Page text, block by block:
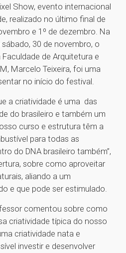
Show, evento internacional
realizado no último final de
e 1º de dezembro. Na
30 de novembro, o
de Arquitetura e
Marcelo Teixeira, foi uma
no início do festival.
a criatividade é uma das
do brasileiro e também um
curso e estrutura têm a
para todas as
do DNA brasileiro também”,
sobre como aproveitar
aliando a um
e que pode ser estimulado.
comentou sobre como
criatividade típica do nosso
criatividade nata e
investir e desenvolver